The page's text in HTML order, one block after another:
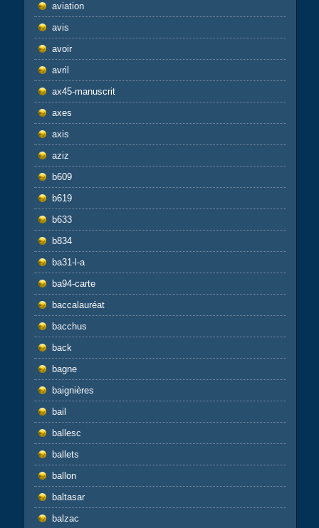
aviation
avis
avoir
avril
ax45-manuscrit
axes
axis
aziz
b609
b619
b633
b834
ba31-l-a
ba94-carte
baccalauréat
bacchus
back
bagne
baignières
bail
ballesc
ballets
ballon
baltasar
balzac